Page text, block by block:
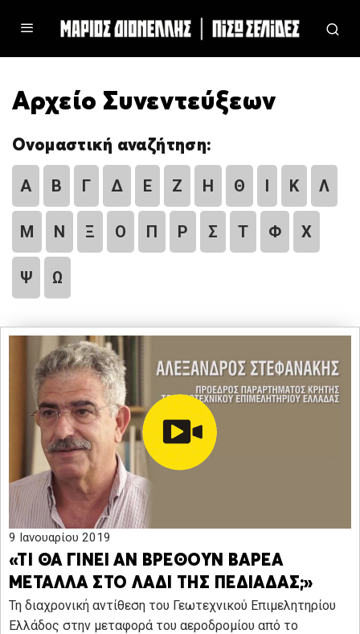
Αρχείο Συνεντεύξεων
Ονομαστική αναζήτηση:
Α Β Γ Δ Ε Ζ Η Θ Ι Κ Λ
Μ Ν Ξ Ο Π Ρ Σ Τ Φ Χ
Ψ Ω
9 Ιανουαρίου 2019
«ΤΙ ΘΑ ΓΙΝΕΙ ΑΝ ΒΡΕΘΟΥΝ ΒΑΡΕΑ
ΜΕΤΑΛΛΑ ΣΤΟ ΛΑΔΙ ΤΗΣ ΠΕΔΙΑΔΑΣ;»
Τη διαχρονική αντίθεση του Γεωτεχνικού Επιμελητηρίου
Ελλάδος στην μεταφορά του αεροδρομίου από το